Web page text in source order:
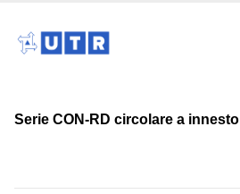
Serie CON-RD circolare a innesto